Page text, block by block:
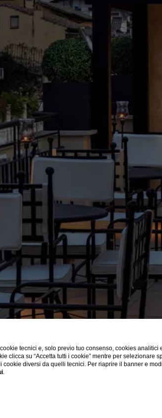
tecnici e, solo previo tuo consenso, cookies
clicca su “Accetta tutti i cookie” mentre per
cookie diversi da quelli tecnici. Per riaprire il banner e
.